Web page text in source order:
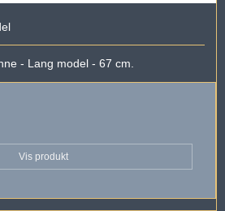
- Lang model - 67 cm.
Vis produkt